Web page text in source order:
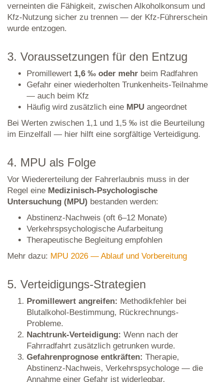
verneinten die Fähigkeit, zwischen Alkoholkonsum und
Kfz-Nutzung sicher zu trennen — der Kfz-Führerschein
wurde entzogen.
3. Voraussetzungen für den Entzug
Promillewert 1,6 ‰ oder mehr beim Radfahren
Gefahr einer wiederholten Trunkenheits-Teilnahme
— auch beim Kfz
Häufig wird zusätzlich eine MPU angeordnet
Bei Werten zwischen 1,1 und 1,5 ‰ ist die Beurteilung
im Einzelfall — hier hilft eine sorgfältige Verteidigung.
4. MPU als Folge
Vor Wiedererteilung der Fahrerlaubnis muss in der
Regel eine Medizinisch-Psychologische
Untersuchung (MPU) bestanden werden:
Abstinenz-Nachweis (oft 6–12 Monate)
Verkehrspsychologische Aufarbeitung
Therapeutische Begleitung empfohlen
Mehr dazu: MPU 2026 — Ablauf und Vorbereitung
5. Verteidigungs-Strategien
Promillewert angreifen: Methodikfehler bei
Blutalkohol-Bestimmung, Rückrechnungs-
Probleme.
Nachtrunk-Verteidigung: Wenn nach der
Fahrradfahrt zusätzlich getrunken wurde.
Gefahrenprognose entkräften: Therapie,
Abstinenz-Nachweis, Verkehrspsychologe — die
Annahme einer Gefahr ist widerlegbar.